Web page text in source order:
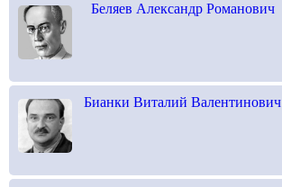
Беляев Александр Романович
Бианки Виталий Валентинович